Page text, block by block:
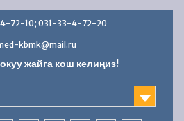
72-10; 031-33-4-72-20
kbmk@mail.ru
жайга кош келиңиз!